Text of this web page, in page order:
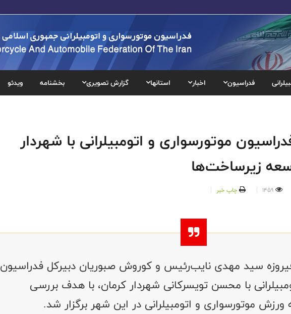
فدراسیون اخبار استانها گزارش تصویری بخشنامه ویدئو
موتورسواری و اتومبیلرانی با شهردار
زیرساخت‌ها
1459 چاپ خبر
سید مهدی نایب‌رئیس و کوروش صبوریان دبیرکل فدراسیون
با محسن تویسرکانی شهردار کرمان، با هدف بررسی
موتورسواری و اتومبیلرانی در این شهر برگزار شد.